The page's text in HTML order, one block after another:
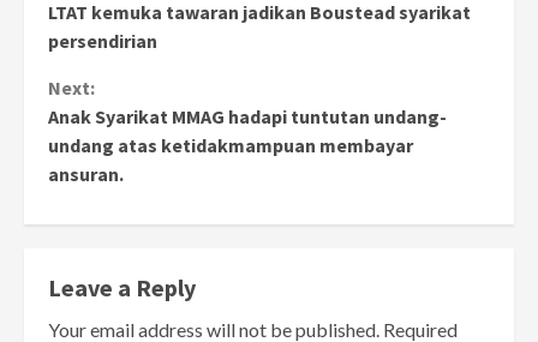
Reading
LTAT kemuka tawaran jadikan Boustead syarikat
persendirian
Next:
Anak Syarikat MMAG hadapi tuntutan undang-
undang atas ketidakmampuan membayar
ansuran.
Leave a Reply
Your email address will not be published. Required